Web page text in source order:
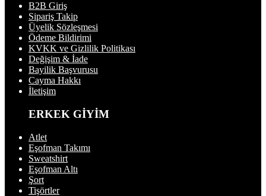
B2B Giriş
Sipariş Takip
Üyelik Sözleşmesi
Ödeme Bildirimi
KVKK ve Gizlilik Politikası
Değişim & İade
Bayilik Başvurusu
Cayma Hakkı
İletişim
ERKEK GİYİM
Atlet
Eşofman Takımı
Sweatshirt
Eşofman Altı
Şort
Tişörtler